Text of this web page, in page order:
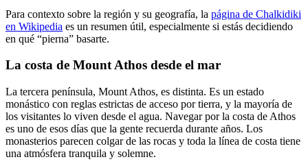
Para contexto sobre la región y su geografía, la página de Chalkidiki
en Wikipedia es un resumen útil, especialmente si estás decidiendo
en qué “pierna” basarte.
La costa de Mount Athos desde el mar
La tercera península, Mount Athos, es distinta. Es un estado
monástico con reglas estrictas de acceso por tierra, y la mayoría de
los visitantes lo viven desde el agua. Navegar por la costa de Athos
es uno de esos días que la gente recuerda durante años. Los
monasterios parecen colgar de las rocas y toda la línea de costa tiene
una atmósfera tranquila y solemne.